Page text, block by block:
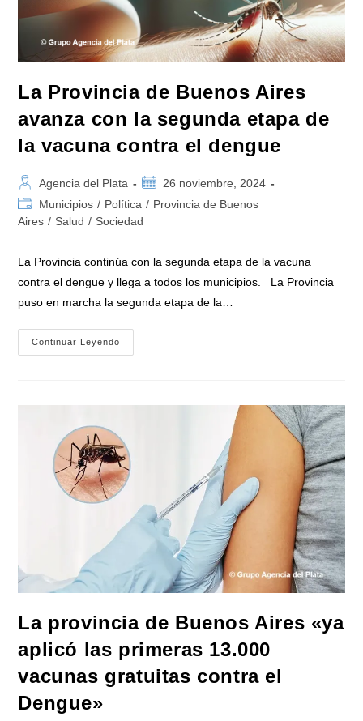
La Provincia de Buenos Aires
avanza con la segunda etapa de
la vacuna contra el dengue
Autor
de
la
Agencia del Plata
Publicación
de
la
26 noviembre, 2024
Categoría
de
entrada:
Municipios / Política / Provincia de Buenos
Aires / Salud / Sociedad
La Provincia continúa con la segunda etapa de la vacuna
contra el dengue y llega a todos los municipios. La Provincia
puso en marcha la segunda etapa de la…
Continuar Leyendo
Provincia
Segunda
Etapa
De
La
Vacuna
Contra
Dengue
La provincia de Buenos Aires «ya
aplicó las primeras 13.000
vacunas gratuitas contra el
Dengue»